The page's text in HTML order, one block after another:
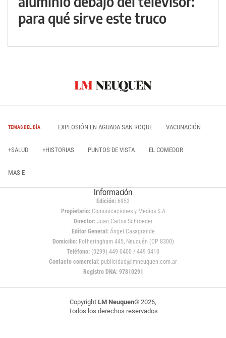
para qué sirve este truco
TEMAS DEL DÍA EXPLOSIÓN EN AGUADA SAN ROQUE VACUNACIÓN
+SALUD +HISTORIAS PUNTOS DE VISTA EL COMEDOR
MAS E
Información
Edición: 6953
Propietario:Comunicaciones y Medios S.A
Director: Juan Carlos Schroeder
Editor General:Ángel Casagrande
Domicilio:Fotheringham 445, Neuquén (CP 8300)
Teléfono: (0299) 449 0400 / 449 0410
Contacto comercial: publicidad@lmneuquen.com.ar
Registro DNA: 97810291
Copyright LM Neuquen© 2026,
Todos los derechos reservados